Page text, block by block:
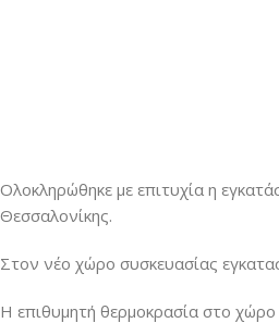
Ολοκληρώθηκε με επιτυχία η
Θεσσαλονίκης.
Στον νέο χώρο συσκευασίας
Η επιθυμητή θερμοκρασία στο χώρο